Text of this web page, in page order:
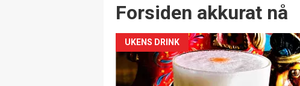
Forsiden akkurat nå
UKENS DRINK